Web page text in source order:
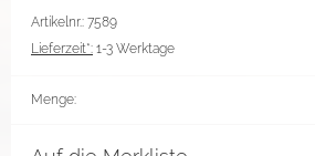
Artikelnr.: 7589
Lieferzeit*: 1-3 Werktage
Menge: